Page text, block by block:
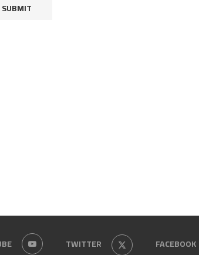
FACEBOOK
TWITTER